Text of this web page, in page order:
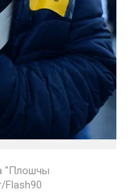
"Плошчы
Flash90